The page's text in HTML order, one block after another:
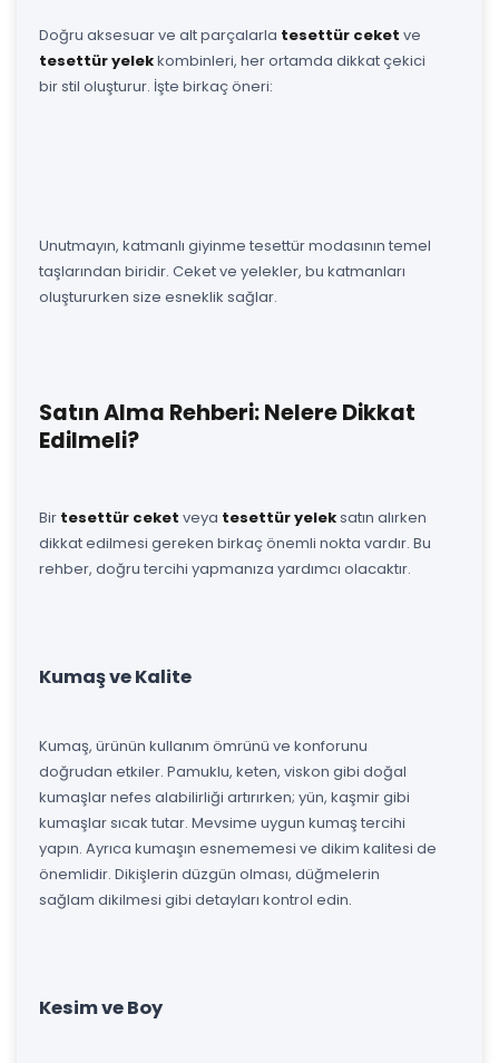
Doğru aksesuar ve alt parçalarla tesettür ceket ve
tesettür yelekkombinleri, her ortamda dikkat çekici
bir stil oluşturur. İşte birkaç öneri:
Unutmayın, katmanlı giyinme tesettür modasının temel
taşlarından biridir. Ceket ve yelekler, bu katmanları
oluştururken size esneklik sağlar.
Satın Alma Rehberi: Nelere Dikkat
Edilmeli?
Bir tesettür ceket veya tesettür yeleksatın alırken
dikkat edilmesi gereken birkaç önemli nokta vardır. Bu
rehber, doğru tercihi yapmanıza yardımcı olacaktır.
Kumaş ve Kalite
Kumaş, ürünün kullanım ömrünü ve konforunu
doğrudan etkiler. Pamuklu, keten, viskon gibi doğal
kumaşlar nefes alabilirliği artırırken; yün, kaşmir gibi
kumaşlar sıcak tutar. Mevsime uygun kumaş tercihi
yapın. Ayrıca kumaşın esnememesi ve dikim kalitesi de
önemlidir. Dikişlerin düzgün olması, düğmelerin
sağlam dikilmesi gibi detayları kontrol edin.
Kesim ve Boy